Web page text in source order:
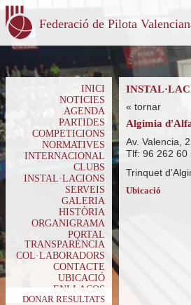
Federació de Pilota
INICI
NOTICIES
AGENDA
PARTIDES
COMPETICIONS
NORMATIVES
INTERNACIONAL
CLUBS
INSTAL·LACIONS
SERVEIS
GALERIA
HISTÒRIA
ORGANIGRAMA
PORTAL
TRANSPARÈNCIA
COL·LABORADORS
CONTACTE
UBICACIÓ
ENLLAÇOS
DONAR RESULTATS
« tornar
Algimia
Av. Valencia,
Tlf: 96 262 60
Trinquet
Ubicació